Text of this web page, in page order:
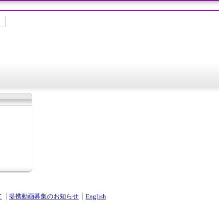
提携動画募集のお知らせ English